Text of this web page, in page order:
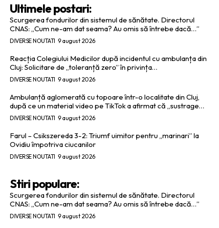
Ultimele postari:
Scurgerea fondurilor din sistemul de sănătate. Directorul
CNAS: „Cum ne-am dat seama? Au omis să întrebe dacă…”
DIVERSE NOUTATI 9 august 2026
Reacția Colegiului Medicilor după incidentul cu ambulanța din
Cluj: Solicitare de „toleranță zero” în privința…
DIVERSE NOUTATI 9 august 2026
Ambulanță aglomerată cu topoare într-o localitate din Cluj,
după ce un material video pe TikTok a afirmat că „sustrage…
DIVERSE NOUTATI 9 august 2026
Farul – Csikszereda 3-2: Triumf uimitor pentru „marinari” la
Ovidiu împotriva ciucanilor
DIVERSE NOUTATI 9 august 2026
Stiri populare:
Scurgerea fondurilor din sistemul de sănătate. Directorul
CNAS: „Cum ne-am dat seama? Au omis să întrebe dacă…”
DIVERSE NOUTATI 9 august 2026